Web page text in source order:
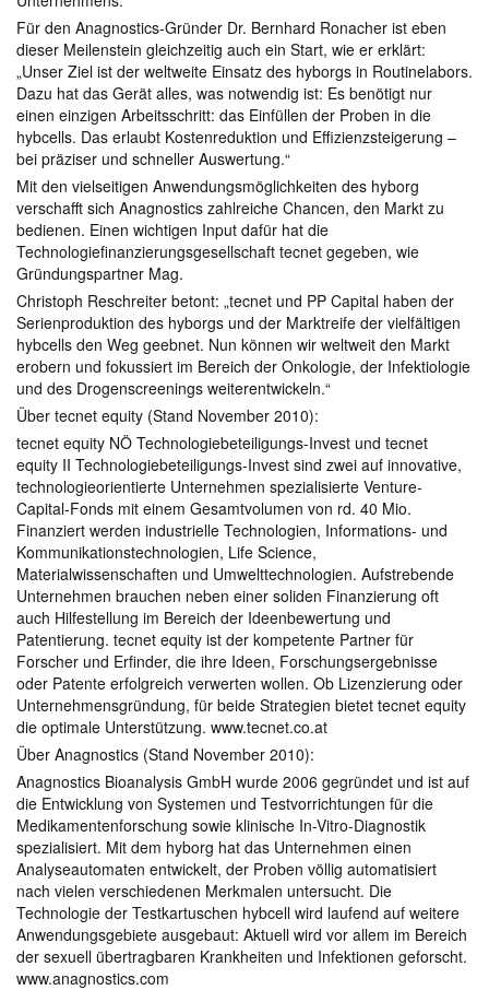
Für den Anagnostics-Gründer Dr. Bernhard Ronacher ist eben
dieser Meilenstein gleichzeitig auch ein Start, wie er erklärt:
„Unser Ziel ist der weltweite Einsatz des hyborgs in Routinelabors.
Dazu hat das Gerät alles, was notwendig ist: Es benötigt nur
einen einzigen Arbeitsschritt: das Einfüllen der Proben in die
hybcells. Das erlaubt Kostenreduktion und Effizienzsteigerung –
bei präziser und schneller Auswertung.“
Mit den vielseitigen Anwendungsmöglichkeiten des hyborg
verschafft sich Anagnostics zahlreiche Chancen, den Markt zu
bedienen. Einen wichtigen Input dafür hat die
Technologiefinanzierungsgesellschaft tecnet gegeben, wie
Gründungspartner Mag.
Christoph Reschreiter betont: „tecnet und PP Capital haben der
Serienproduktion des hyborgs und der Marktreife der vielfältigen
hybcells den Weg geebnet. Nun können wir weltweit den Markt
erobern und fokussiert im Bereich der Onkologie, der Infektiologie
und des Drogenscreenings weiterentwickeln.“
Über tecnet equity (Stand November 2010):
tecnet equity NÖ Technologiebeteiligungs-Invest und tecnet
equity II Technologiebeteiligungs-Invest sind zwei auf innovative,
technologieorientierte Unternehmen spezialisierte Venture-
Capital-Fonds mit einem Gesamtvolumen von rd. 40 Mio.
Finanziert werden industrielle Technologien, Informations- und
Kommunikationstechnologien, Life Science,
Materialwissenschaften und Umwelttechnologien. Aufstrebende
Unternehmen brauchen neben einer soliden Finanzierung oft
auch Hilfestellung im Bereich der Ideenbewertung und
Patentierung. tecnet equity ist der kompetente Partner für
Forscher und Erfinder, die ihre Ideen, Forschungsergebnisse
oder Patente erfolgreich verwerten wollen. Ob Lizenzierung oder
Unternehmensgründung, für beide Strategien bietet tecnet equity
die optimale Unterstützung. www.tecnet.co.at
Über Anagnostics (Stand November 2010):
Anagnostics Bioanalysis GmbH wurde 2006 gegründet und ist auf
die Entwicklung von Systemen und Testvorrichtungen für die
Medikamentenforschung sowie klinische In-Vitro-Diagnostik
spezialisiert. Mit dem hyborg hat das Unternehmen einen
Analyseautomaten entwickelt, der Proben völlig automatisiert
nach vielen verschiedenen Merkmalen untersucht. Die
Technologie der Testkartuschen hybcell wird laufend auf weitere
Anwendungsgebiete ausgebaut: Aktuell wird vor allem im Bereich
der sexuell übertragbaren Krankheiten und Infektionen geforscht.
www.anagnostics.com